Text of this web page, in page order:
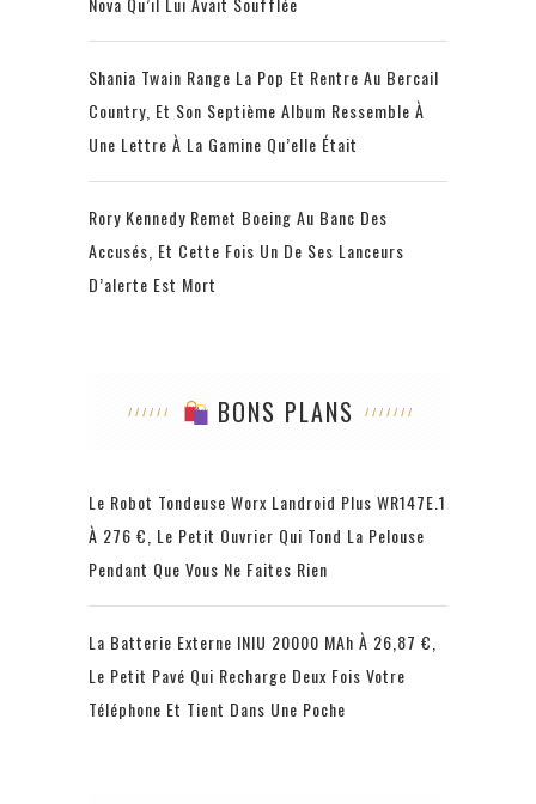
Shania Twain Range La Pop Et Rentre Au Bercail
Country, Et Son Septième Album Ressemble À
Une Lettre À La Gamine Qu’elle Était
Rory Kennedy Remet Boeing Au Banc Des
Accusés, Et Cette Fois Un De Ses Lanceurs
D’alerte Est Mort
BONS PLANS
Le Robot Tondeuse Worx Landroid Plus WR147E.1
À 276 €, Le Petit Ouvrier Qui Tond La Pelouse
Pendant Que Vous Ne Faites Rien
La Batterie Externe INIU 20000 MAh À 26,87 €,
Le Petit Pavé Qui Recharge Deux Fois Votre
Téléphone Et Tient Dans Une Poche